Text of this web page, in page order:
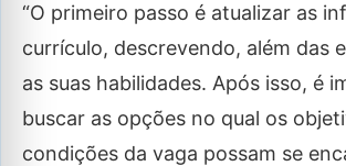
“O primeiro passo é atualizar as
currículo, descrevendo, além das
as suas habilidades. Após isso, é
buscar as opções no qual os
condições da vaga possam se